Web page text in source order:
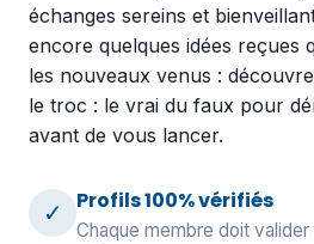
échanges sereins et
encore quelques idées reçues
les nouveaux venus :
le troc : le vrai du faux pour
avant de vous lancer.
✓ Profils 100% vérifiés
Chaque membre doit